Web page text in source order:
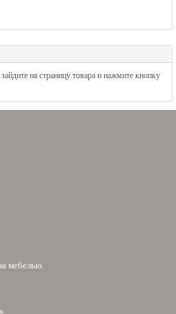
на страницу товара и нажмите кнопку
мебелью.